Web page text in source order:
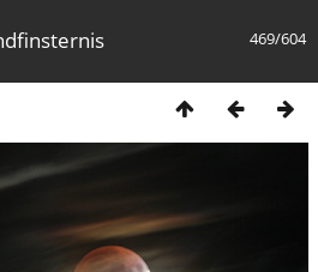
469/604